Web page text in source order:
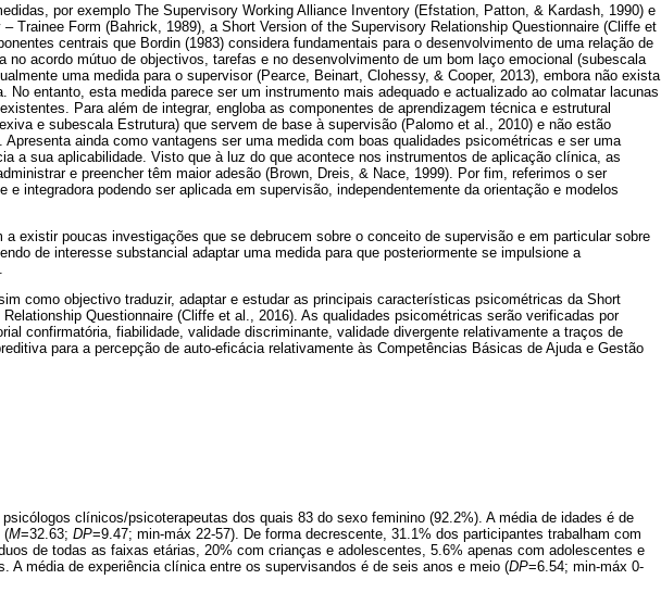
por exemplo The Supervisory Working Alliance Inventory (Efstation, Patton, & Kardash, 1990) e
Trainee Form (Bahrick, 1989), a Short Version of the Supervisory Relationship Questionnaire (Cliffe et
centrais que Bordin (1983) considera fundamentais para o desenvolvimento de uma relação de
no acordo mútuo de objectivos, tarefas e no desenvolvimento de um bom laço emocional (subescala
uma medida para o supervisor (Pearce, Beinart, Clohessy, & Cooper, 2013), embora não exista
No entanto, esta medida parece ser um instrumento mais adequado e actualizado ao colmatar lacunas
Para além de integrar, engloba as componentes de aprendizagem técnica e estrutural
e subescala Estrutura) que servem de base à supervisão (Palomo et al., 2010) e não estão
ainda como vantagens ser uma medida com boas qualidades psicométricas e ser uma
a sua aplicabilidade. Visto que à luz do que acontece nos instrumentos de aplicação clínica, as
e preencher têm maior adesão (Brown, Dreis, & Nace, 1999). Por fim, referimos o ser
e integradora podendo ser aplicada em supervisão, independentemente da orientação e modelos
a existir poucas investigações que se debrucem sobre o conceito de supervisão e em particular sobre
de interesse substancial adaptar uma medida para que posteriormente se impulsione a
como objectivo traduzir, adaptar e estudar as principais características psicométricas da Short
Questionnaire (Cliffe et al., 2016). As qualidades psicométricas serão verificadas por
confirmatória, fiabilidade, validade discriminante, validade divergente relativamente a traços de
para a percepção de auto-eficácia relativamente às Competências Básicas de Ajuda e Gestão
clínicos/psicoterapeutas dos quais 83 do sexo feminino (92.2%). A média de idades é de
(M=32.63; DP=9.47; min-máx 22-57). De forma decrescente, 31.1% dos participantes trabalham com
de todas as faixas etárias, 20% com crianças e adolescentes, 5.6% apenas com adolescentes e
A média de experiência clínica entre os supervisandos é de seis anos e meio (DP=6.54; min-máx 0-